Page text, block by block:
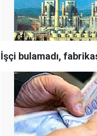
İşçi bulamadı,